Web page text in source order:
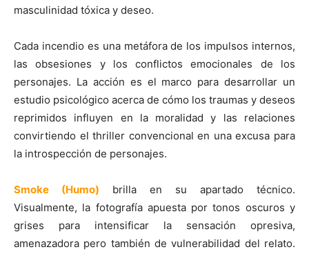
masculinidad tóxica y deseo.
Cada incendio es una metáfora de los impulsos internos,
las obsesiones y los conflictos emocionales de los
personajes. La acción es el marco para desarrollar un
estudio psicológico acerca de cómo los traumas y deseos
reprimidos influyen en la moralidad y las relaciones
convirtiendo el thriller convencional en una excusa para
la introspección de personajes.
Smoke (Humo) brilla en su apartado técnico.
Visualmente, la fotografía apuesta por tonos oscuros y
grises para intensificar la sensación opresiva,
amenazadora pero también de vulnerabilidad del relato.